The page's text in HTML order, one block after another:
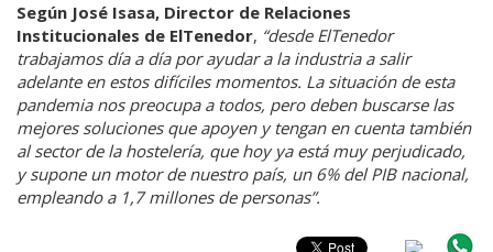
Según José Isasa, Director de Relaciones
Institucionales de ElTenedor, “desde ElTenedor
trabajamos día a día por ayudar a la industria a salir
adelante en estos difíciles momentos. La situación de esta
pandemia nos preocupa a todos, pero deben buscarse las
mejores soluciones que apoyen y tengan en cuenta también
al sector de la hostelería, que hoy ya está muy perjudicado,
y supone un motor de nuestro país, un 6% del PIB nacional,
empleando a 1,7 millones de personas”.